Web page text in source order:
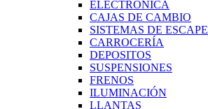
ELECTRÓNICA
CAJAS DE CAMBIO
SISTEMAS DE ESCAPE
CARROCERÍA
DEPOSITOS
SUSPENSIONES
FRENOS
ILUMINACIÓN
LLANTAS